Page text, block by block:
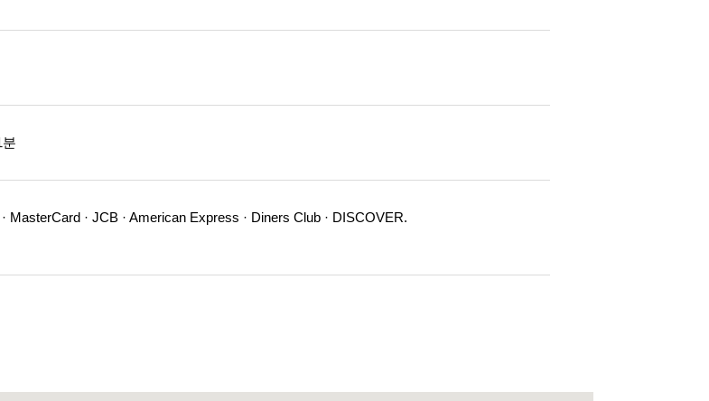
MasterCard · JCB · American Express · Diners Club · DISCOVER.